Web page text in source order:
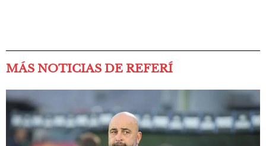
MÁS NOTICIAS DE REFERÍ